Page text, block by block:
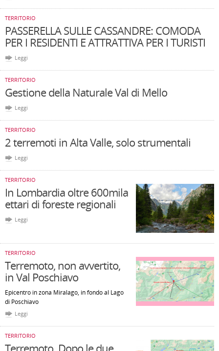
TERRITORIO
PASSERELLA SULLE CASSANDRE: COMODA
PER I RESIDENTI E ATTRATTIVA PER I TURISTI
Leggi
TERRITORIO
Gestione della Naturale Val di Mello
Leggi
TERRITORIO
2 terremoti in Alta Valle, solo strumentali
Leggi
TERRITORIO
In Lombardia oltre 600mila
ettari di foreste regionali
Leggi
TERRITORIO
Terremoto, non avvertito,
in Val Poschiavo
Epicentro in zona Miralago, in fondo al Lago
di Poschiavo
Leggi
TERRITORIO
Terremoto. Dopo le due